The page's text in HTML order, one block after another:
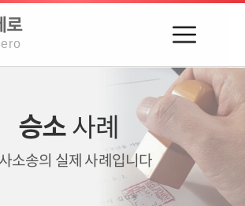
로
승소사례
소송의 실제 사례입니다